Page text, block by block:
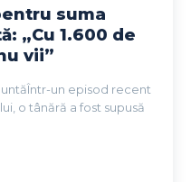
suma
„Cu 1.600 de
vii”
un episod recent
o tânără a fost supusă